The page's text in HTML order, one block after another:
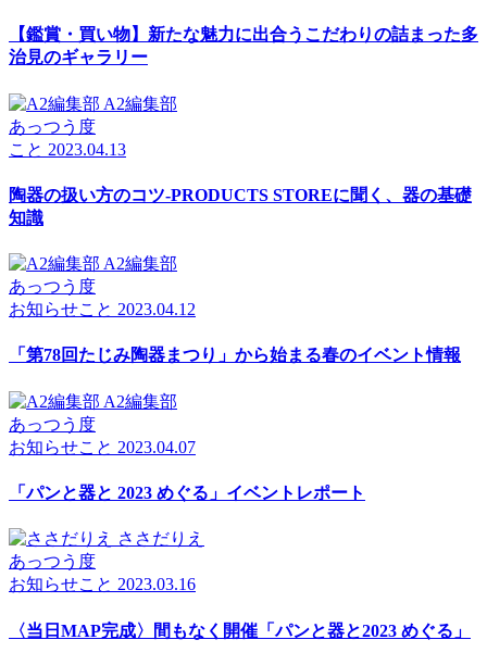
【鑑賞・買い物】新たな魅力に出合うこだわりの詰まった多
治見のギャラリー
A2編集部
あっつう度
こと 2023.04.13
陶器の扱い方のコツ-PRODUCTS STOREに聞く、器の基礎
知識
A2編集部
あっつう度
お知らせこと 2023.04.12
「第78回たじみ陶器まつり」から始まる春のイベント情報
A2編集部
あっつう度
お知らせこと 2023.04.07
「パンと器と 2023 めぐる」イベントレポート
ささだりえ
あっつう度
お知らせこと 2023.03.16
〈当日MAP完成〉間もなく開催「パンと器と2023 めぐる」